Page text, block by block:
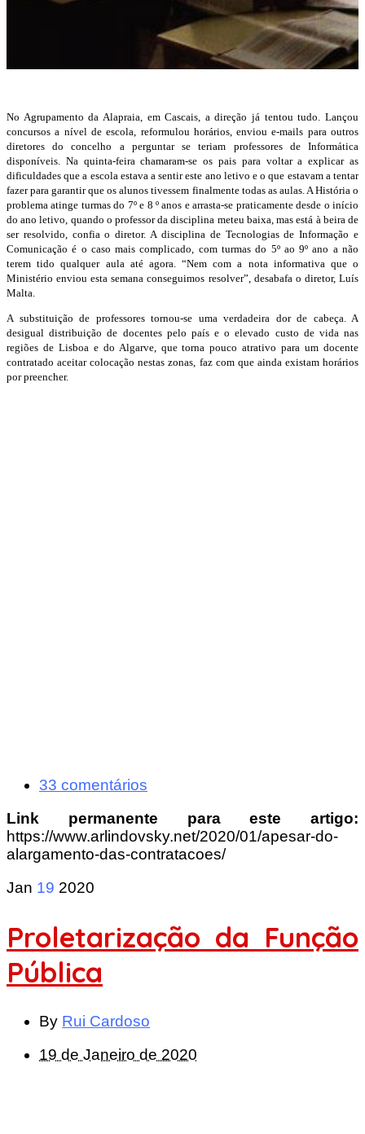
No Agrupamento da Alapraia, em Cascais, a direção já tentou tudo. Lançou
concursos a nível de escola, reformulou horários, enviou e-mails para outros
diretores do concelho a perguntar se teriam professores de Informática
disponíveis. Na quinta-feira chamaram-se os pais para voltar a explicar as
dificuldades que a escola estava a sentir este ano letivo e o que estavam a tentar
fazer para garantir que os alunos tivessem finalmente todas as aulas. A História o
problema atinge turmas do 7º e 8 º anos e arrasta-se praticamente desde o início
do ano letivo, quando o professor da disciplina meteu baixa, mas está à beira de
ser resolvido, confia o diretor. A disciplina de Tecnologias de Informação e
Comunicação é o caso mais complicado, com turmas do 5º ao 9º ano a não
terem tido qualquer aula até agora. “Nem com a nota informativa que o
Ministério enviou esta semana conseguimos resolver”, desabafa o diretor, Luís
Malta.
A substituição de professores tornou-se uma verdadeira dor de cabeça. A
desigual distribuição de docentes pelo país e o elevado custo de vida nas
regiões de Lisboa e do Algarve, que torna pouco atrativo para um docente
contratado aceitar colocação nestas zonas, faz com que ainda existam horários
por preencher.
33 comentários
Link permanente para este artigo:
https://www.arlindovsky.net/2020/01/apesar-do-
alargamento-das-contratacoes/
Jan 19 2020
Proletarização da Função
Pública
By Rui Cardoso
19 de Janeiro de 2020